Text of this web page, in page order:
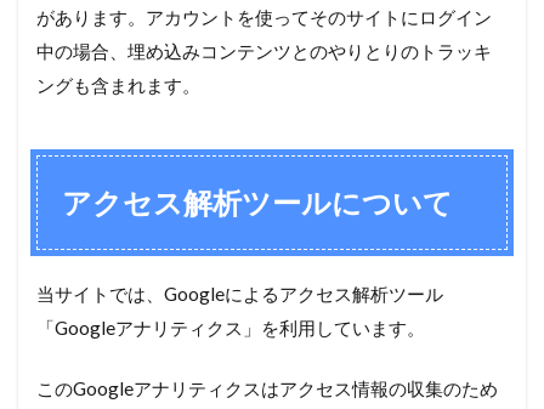
があります。アカウントを使ってそのサイトにログイン
中の場合、埋め込みコンテンツとのやりとりのトラッキ
ングも含まれます。
アクセス解析ツールについて
当サイトでは、Googleによるアクセス解析ツール
「Googleアナリティクス」を利用しています。
このGoogleアナリティクスはアクセス情報の収集のため